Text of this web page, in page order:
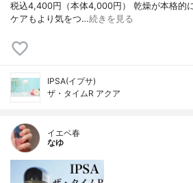
税込4,400円（本体4,000円） 乾燥が本格的
ケアもより気をつ…続きを見る
IPSA(イプサ)
ザ・タイムR アクア
イエベ春
なゆ